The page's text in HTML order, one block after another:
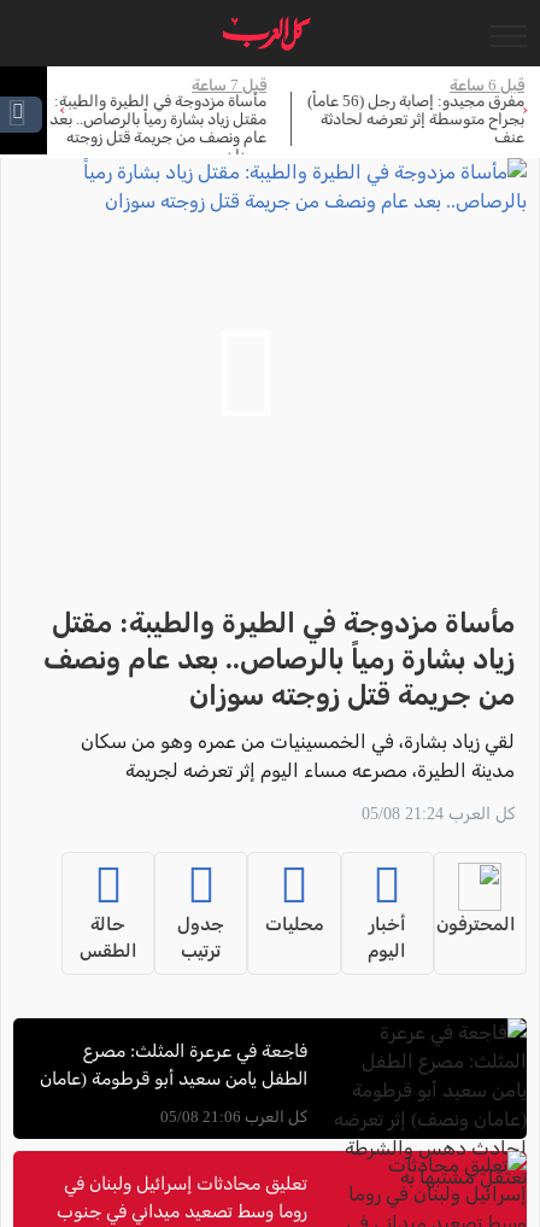
قبل 6 ساعة
مفرق مجيدو: إصابة رجل (56 عاماً)
بجراح متوسطة إثر تعرضه لحادثة
عنف
قبل 7 ساعة
مأساة مزدوجة في الطيرة والطيبة:
مقتل زياد بشارة رمياً بالرصاص.. بعد
عام ونصف من جريمة قتل زوجته
سوزان
‹
›
مأساة مزدوجة في الطيرة والطيبة: مقتل
زياد بشارة رمياً بالرصاص.. بعد عام ونصف
من جريمة قتل زوجته سوزان
لقي زياد بشارة، في الخمسينيات من عمره وهو من سكان
مدينة الطيرة، مصرعه مساء اليوم إثر تعرضه لجريمة
ونصف فقط على مقتل زوجته المرحومة سوزان.
كل العرب 21:24 05/08
المحترفون
أخبار
اليوم
محليات
جدول
ترتيب
حالة
الطقس
فاجعة في عرعرة المثلث: مصرع
الطفل يامن سعيد أبو قرطومة (عامان
ونصف) إثر تعرضه لحادث دهس
والشرطة تعتقل مشتبهاً به
كل العرب 21:06 05/08
تعليق محادثات إسرائيل ولبنان في
روما وسط تصعيد ميداني في جنوب